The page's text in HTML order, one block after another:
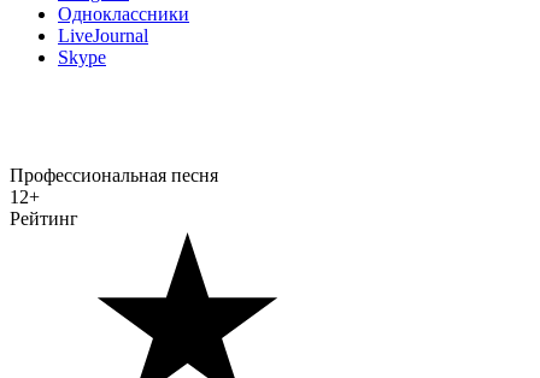
Одноклассники
LiveJournal
Skype
Профессиональная песня
12+
Рейтинг